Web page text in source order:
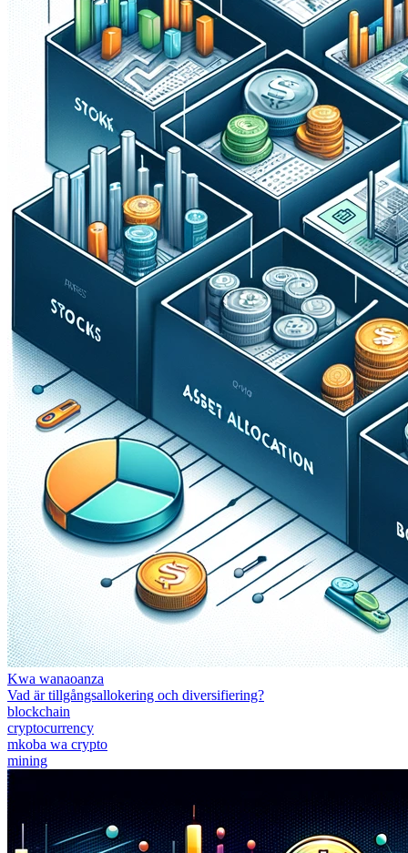
Kwa wanaoanza
Vad är tillgångsallokering och diversifiering?
blockchain
cryptocurrency
mkoba wa crypto
mining